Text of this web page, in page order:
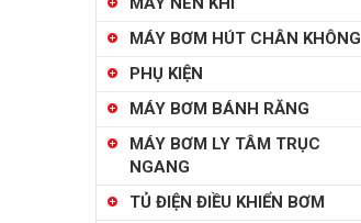
MÁY BƠM HÚT CHÂN KHÔNG
PHỤ KIỆN
MÁY BƠM BÁNH RĂNG
MÁY BƠM LY TÂM TRỤC
NGANG
TỦ ĐIỆN ĐIỀU KHIỂN BƠM